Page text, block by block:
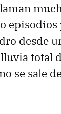
desde
total
se sale